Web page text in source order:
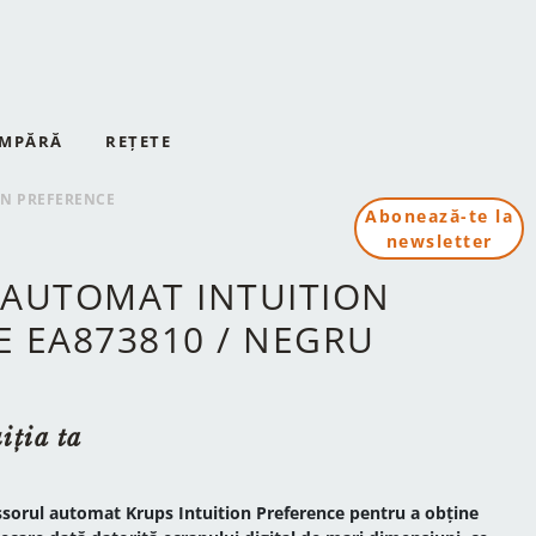
REȚETE
PREFERENCE
AUTOMAT INTUITION
EA873810 / NEGRU
ta
automat Krups Intuition Preference pentru a obține
Abonează-te la
newsletter